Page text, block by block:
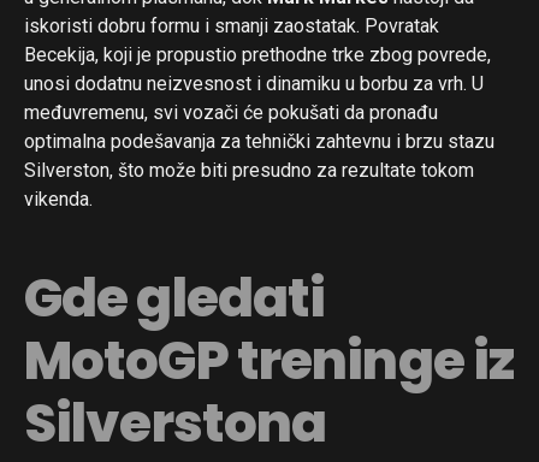
iskoristi dobru formu i smanji zaostatak. Povratak
Becekija, koji je propustio prethodne trke zbog povrede,
unosi dodatnu neizvesnost i dinamiku u borbu za vrh. U
međuvremenu, svi vozači će pokušati da pronađu
optimalna podešavanja za tehnički zahtevnu i brzu stazu
Silverston, što može biti presudno za rezultate tokom
vikenda.
Gde gledati
MotoGP treninge iz
Silverstona